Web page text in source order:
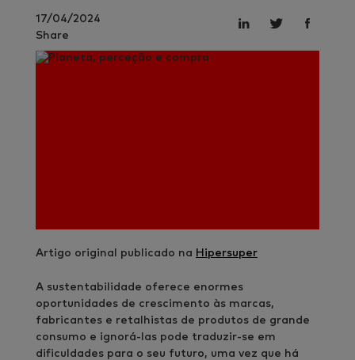
17/04/2024
Share
Artigo original publicado na Hipersuper
A sustentabilidade oferece enormes
oportunidades de crescimento às marcas,
fabricantes e retalhistas de produtos de grande
consumo e ignorá-las pode traduzir-se em
dificuldades para o seu futuro, uma vez que há